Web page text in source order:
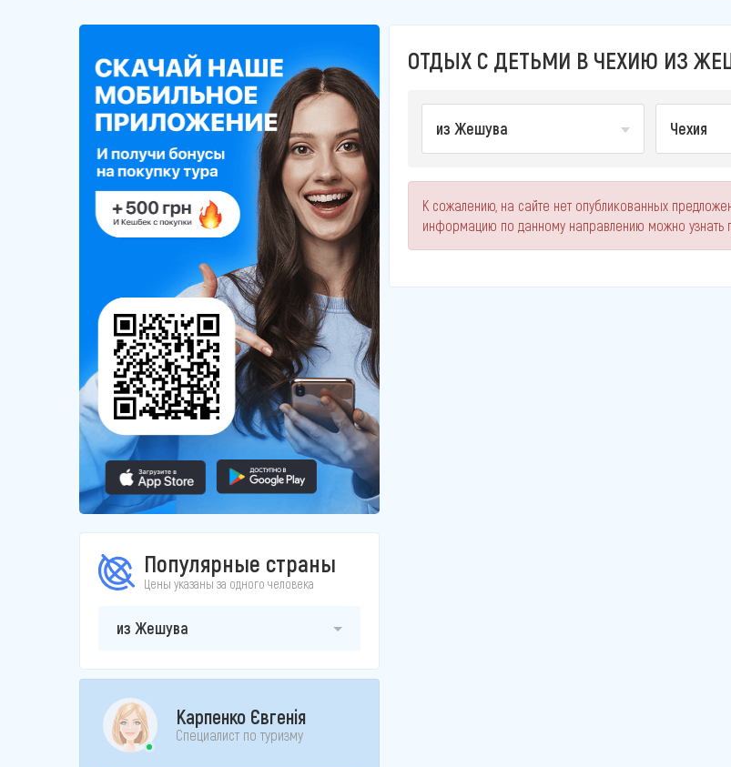
Популярные страны
Цены указаны за одного человека
из Жешува
Карпенко Євгенія
Специалист по туризму
ОТДЫХ С ДЕТЬМИ В ЧЕХИЮ ИЗ
из Жешува Чехия
К сожалению, на сайте нет опубликованных
информацию по данному направлению можно узнать